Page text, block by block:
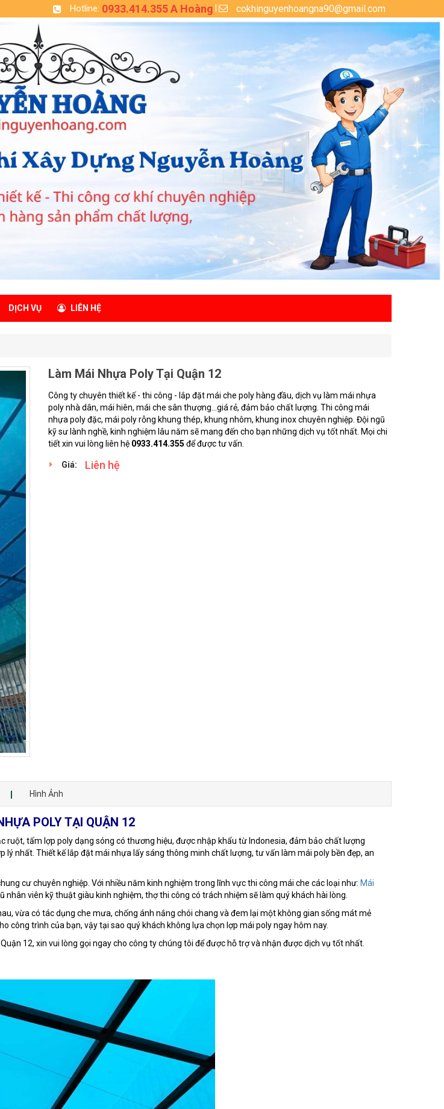
Hotline: 0933.414.355 A Hoàng cokhinguyenhoangna90@gmail.com
DỊCH VỤ LIÊN HỆ
Làm Mái Nhựa Poly Tại Quận 12
Công ty chuyên thiết kế - thi công - lắp đặt mái che poly hàng đầu, dịch vụ làm mái nhựa
poly nhà dân, mái hiên, mái che sân thượng...giá rẻ, đảm bảo chất lượng. Thi công mái
nhựa poly đặc, mái poly rỗng khung thép, khung nhôm, khung inox chuyên nghiệp. Đội ngũ
kỹ sư lành nghề, kinh nghiệm lâu năm sẽ mang đến cho bạn những dịch vụ tốt nhất. Mọi chi
tiết xin vui lòng liên hệ 0933.414.355 để được tư vấn.
Giá: Liên hệ
Hình Ảnh
POLY TẠI QUẬN 12
ruột, tấm lợp poly dạng sóng có thương hiệu, được nhập khẩu từ Indonesia, đảm bảo chất lượng
nhất. Thiết kế lắp đặt mái nhựa lấy sáng thông minh chất lượng, tư vấn làm mái poly bền đẹp, an
cư chuyên nghiệp. Với nhiều năm kinh nghiệm trong lĩnh vực thi công mái che các loại như: Mái
viên kỹ thuật giàu kinh nghiệm, thợ thi công có trách nhiệm sẽ làm quý khách hài lòng.
vừa có tác dụng che mưa, chống ánh nắng chói chang và đem lại một không gian sống mát mẻ
công trình của bạn, vậy tại sao quý khách không lựa chọn lợp mái poly ngay hôm nay.
12, xin vui lòng gọi ngay cho công ty chúng tôi để được hỗ trợ và nhận được dịch vụ tốt nhất.